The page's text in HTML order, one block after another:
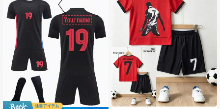
兼用、スポーツ、サイクリング、ア
ウトドアランニング、フットボー
ル、セレブスタイルジャージセット
セルワードローブ、男の子のベーシ
ック/ストリートスタイル、彼氏、家
族、友人への理想的なギフト、誕生
日、休暇/休日、学校/ゲーム、スポー
ツ/クライミング、子供、都市イベン
ト、モダン、カラフル、かわいいに
適しています。